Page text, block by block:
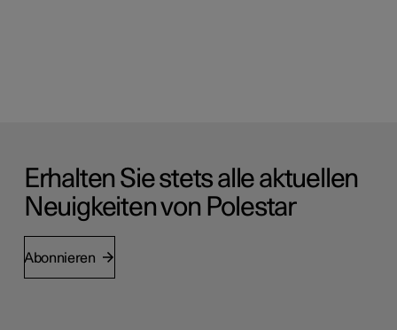
Erhalten Sie stets alle aktuellen
Neuigkeiten von Polestar
Abonnieren